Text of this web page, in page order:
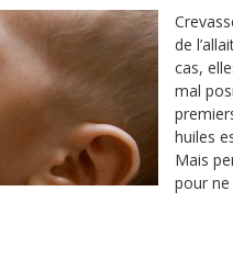
de
cas,
mal
huiles
Mais
pour ne